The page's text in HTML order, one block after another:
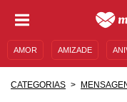
AMOR AMIZADE
CATEGORIAS